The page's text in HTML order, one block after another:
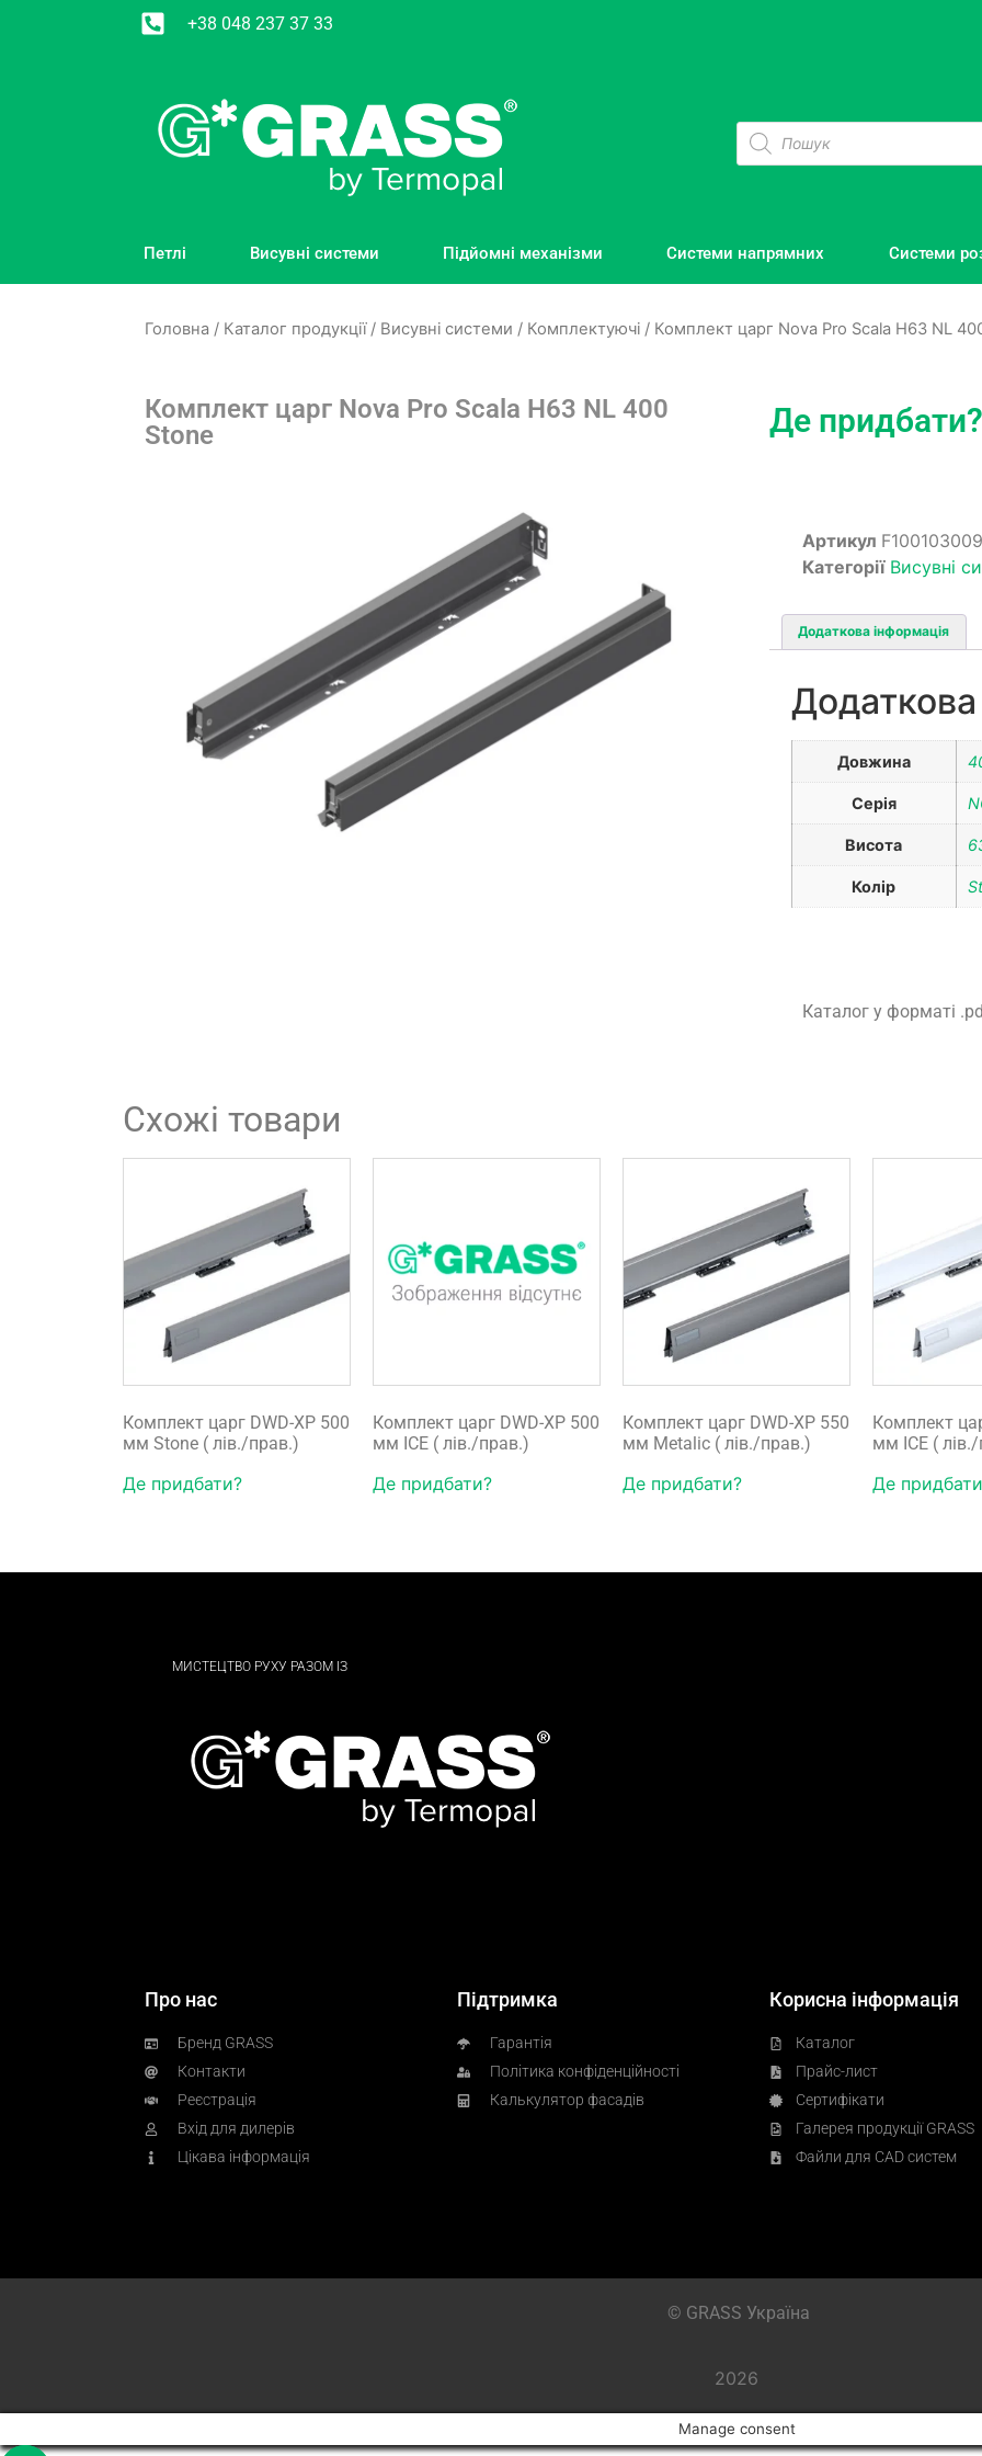
+38 048 237 37 33
Петлі Висувні системи Підйомні механізми Системи напрямних Системи
Головна / Каталог продукції/ Висувні системи / Комплектуючі / Комплект царг Nova Pro Scala H63 NL
Комплект царг Nova Pro Scala H63 NL 400
Stone
Де придбати?
Артикул F100103009
Категорії Висувні
Додаткова інформація
Додаткова
Довжина
Серія
Висота
Колір
Каталог у форматі
Схожі товари
Комплект царг DWD-XP 500
мм Stone ( лів./прав.)
Де придбати?
Комплект царг DWD-XP 500
мм ICE ( лів./прав.)
Де придбати?
Комплект царг DWD-XP 550
мм Metalic ( лів./прав.)
Де придбати?
Комплект
мм ICE (
Де
МИСТЕЦТВО РУХУ РАЗОМ ІЗ
Про нас
Бренд GRASS
Контакти
Реєстрація
Вхід для дилерів
Цікава інформація
Підтримка
Гарантія
Політика конфіденційності
Калькулятор фасадів
Корисна інформація
Каталог
Прайс-лист
Сертифікати
Галерея продукції GRASS
Файли для CAD систем
© GRASS Україна
2026
Manage consent